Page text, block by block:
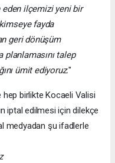
eden ilçemizi yeni bir
fayda
geri dönüşüm
talep
ümit ediyoruz."
birlikte Kocaeli Valisi
iptal edilmesi için dilekçe
medyadan şu ifadlerle